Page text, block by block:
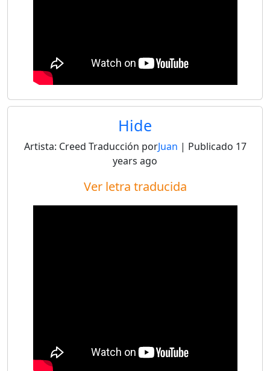
Hide
Artista: Creed Traducción porJuan | Publicado 17
years ago
Ver letra traducida